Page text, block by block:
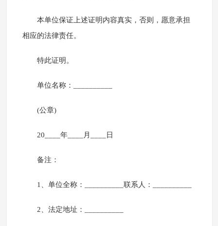
本单位保证上述证明内容真实，否则，愿意承担
相应的法律责任。
特此证明。
单位名称：__________
(公章)
20____年____月____日
备注：
1、单位全称：__________联系人：__________
2、法定地址：__________